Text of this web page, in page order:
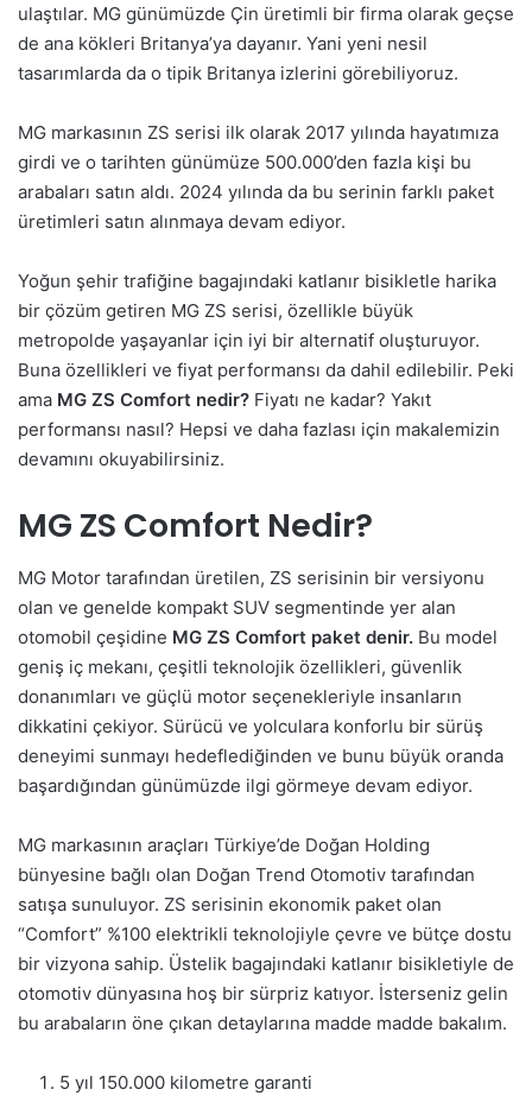
ulaştılar. MG günümüzde Çin üretimli bir firma olarak geçse
de ana kökleri Britanya’ya dayanır. Yani yeni nesil
tasarımlarda da o tipik Britanya izlerini görebiliyoruz.
MG markasının ZS serisi ilk olarak 2017 yılında hayatımıza
girdi ve o tarihten günümüze 500.000’den fazla kişi bu
arabaları satın aldı. 2024 yılında da bu serinin farklı paket
üretimleri satın alınmaya devam ediyor.
Yoğun şehir trafiğine bagajındaki katlanır bisikletle harika
bir çözüm getiren MG ZS serisi, özellikle büyük
metropolde yaşayanlar için iyi bir alternatif oluşturuyor.
Buna özellikleri ve fiyat performansı da dahil edilebilir. Peki
ama MG ZS Comfort nedir? Fiyatı ne kadar? Yakıt
performansı nasıl? Hepsi ve daha fazlası için makalemizin
devamını okuyabilirsiniz.
MG ZS Comfort Nedir?
MG Motor tarafından üretilen, ZS serisinin bir versiyonu
olan ve genelde kompakt SUV segmentinde yer alan
otomobil çeşidine MG ZS Comfort paket denir. Bu model
geniş iç mekanı, çeşitli teknolojik özellikleri, güvenlik
donanımları ve güçlü motor seçenekleriyle insanların
dikkatini çekiyor. Sürücü ve yolculara konforlu bir sürüş
deneyimi sunmayı hedeflediğinden ve bunu büyük oranda
başardığından günümüzde ilgi görmeye devam ediyor.
MG markasının araçları Türkiye’de Doğan Holding
bünyesine bağlı olan Doğan Trend Otomotiv tarafından
satışa sunuluyor. ZS serisinin ekonomik paket olan
“Comfort” %100 elektrikli teknolojiyle çevre ve bütçe dostu
bir vizyona sahip. Üstelik bagajındaki katlanır bisikletiyle de
otomotiv dünyasına hoş bir sürpriz katıyor. İsterseniz gelin
bu arabaların öne çıkan detaylarına madde madde bakalım.
5 yıl 150.000 kilometre garanti